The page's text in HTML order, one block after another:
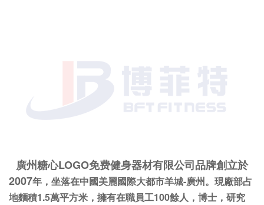
廣州糖心LOGO免费健身器材有限公司品牌創立於
2007年，坐落在中國美麗國際大都市羊城-廣州。現廠部占
地麵積1.5萬平方米，擁有在職員工100餘人，博士，研究